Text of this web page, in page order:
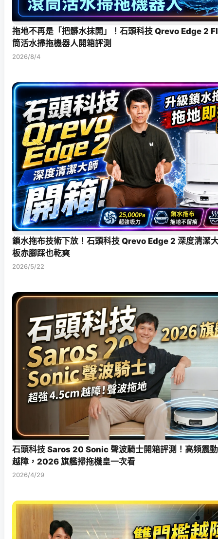
拖地不再是「把髒水抹開」！石頭科技 Qrevo Edge 2
筒活水掃拖機器人開箱評測
2026/8/4
鎖水拖布技術下放！石頭科技 Qrevo Edge 2 深度清潔
板赤腳踩也乾爽
2026/5/22
石頭科技 Saros 20 Sonic 聲波騎士開箱評測！高頻震
越障，2026 旗艦掃拖機皇一次看
2026/4/29